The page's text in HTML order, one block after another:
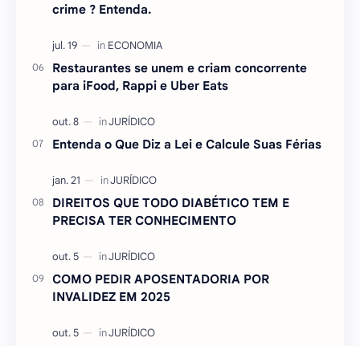
crime ? Entenda.
Restaurantes se unem e criam concorrente
para iFood, Rappi e Uber Eats
Entenda o Que Diz a Lei e Calcule Suas Férias
DIREITOS QUE TODO DIABÉTICO TEM E
PRECISA TER CONHECIMENTO
COMO PEDIR APOSENTADORIA POR
INVALIDEZ EM 2025